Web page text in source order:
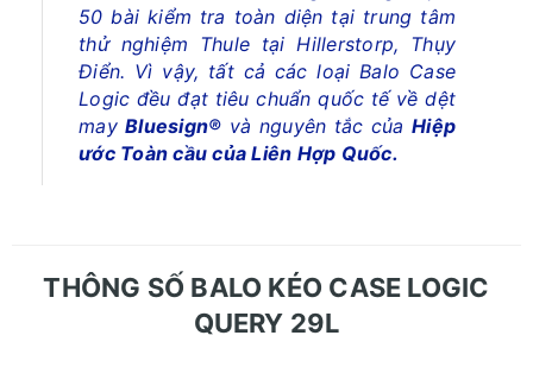
50 bài kiểm tra toàn diện tại trung tâm
thử nghiệm Thule tại Hillerstorp, Thụy
Điển. Vì vậy, tất cả các loại Balo Case
Logic đều đạt tiêu chuẩn quốc tế về dệt
mayBluesign® và nguyên tắc củaHiệp
ước Toàn cầu của Liên Hợp Quốc.
THÔNG SỐ BALO KÉO CASE LOGIC
QUERY 29L